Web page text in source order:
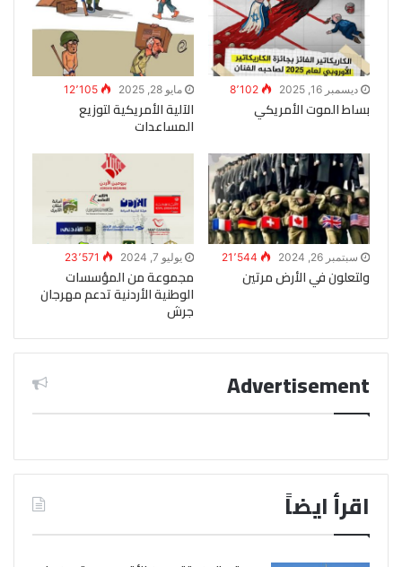
ديسمبر 16, 2025 8٬102
بساط الموت الأمريكي
مايو 28, 2025 12٬105
الآلية الأمريكية لتوزيع
المساعدات
سبتمبر 26, 2024 21٬544
ولتعلون في الأرض مرتين
يوليو 7, 2024 23٬571
مجموعة من المؤسسات
الوطنية الأردنية تدعم مهرجان
جرش
Advertisement
اقرأ ايضاً